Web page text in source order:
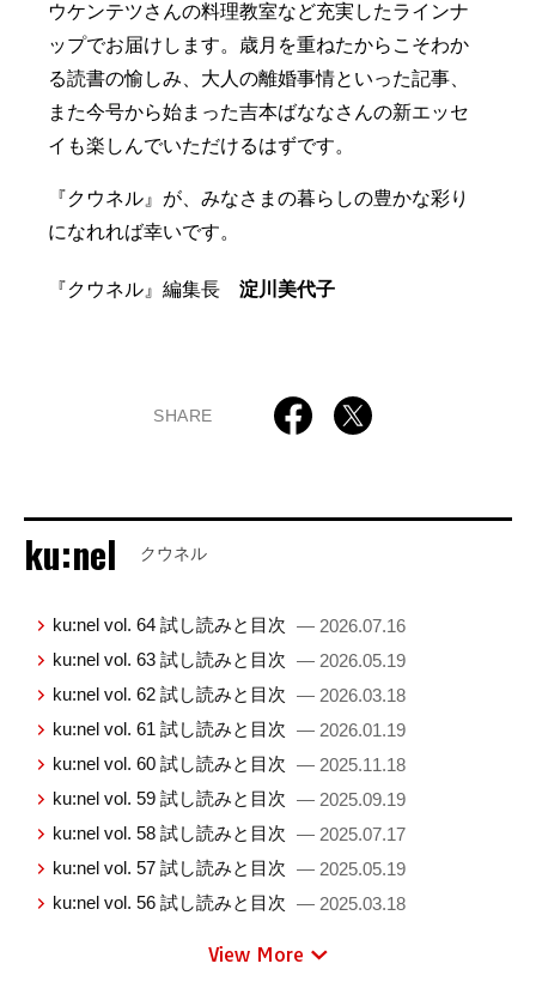
ウケンテツさんの料理教室など充実したラインナ
ップでお届けします。歳月を重ねたからこそわか
る読書の愉しみ、大人の離婚事情といった記事、
また今号から始まった吉本ばななさんの新エッセ
イも楽しんでいただけるはずです。
『クウネル』が、みなさまの暮らしの豊かな彩り
になれれば幸いです。
『クウネル』編集長淀川美代子
SHARE
ku:nel クウネル
ku:nel vol. 64 試し読みと目次 — 2026.07.16
ku:nel vol. 63 試し読みと目次 — 2026.05.19
ku:nel vol. 62 試し読みと目次 — 2026.03.18
ku:nel vol. 61 試し読みと目次 — 2026.01.19
ku:nel vol. 60 試し読みと目次 — 2025.11.18
ku:nel vol. 59 試し読みと目次 — 2025.09.19
ku:nel vol. 58 試し読みと目次 — 2025.07.17
ku:nel vol. 57 試し読みと目次 — 2025.05.19
ku:nel vol. 56 試し読みと目次 — 2025.03.18
View More